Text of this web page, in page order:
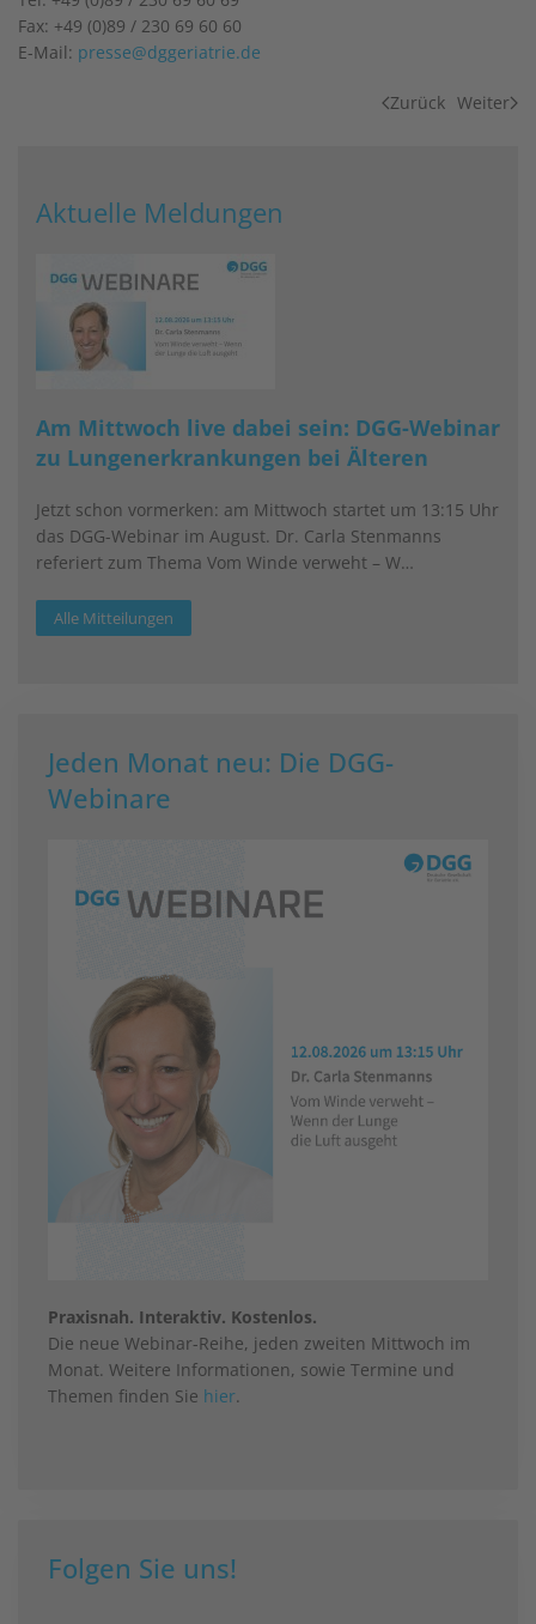
Fax: +49 (0)89 / 230 69 60 60
E-Mail: presse@dggeriatrie.de
Zurück Weiter
Aktuelle Meldungen
Am Mittwoch live dabei sein: DGG-Webinar
zu Lungenerkrankungen bei Älteren
Jetzt schon vormerken: am Mittwoch startet um 13:15 Uhr
das DGG-Webinar im August. Dr. Carla Stenmanns
referiert zum Thema Vom Winde verweht – W…
Alle Mitteilungen
Jeden Monat neu: Die DGG-
Webinare
Praxisnah. Interaktiv. Kostenlos.
Die neue Webinar-Reihe, jeden zweiten Mittwoch im
Monat. Weitere Informationen, sowie Termine und
Themen finden Sie hier.
Folgen Sie uns!